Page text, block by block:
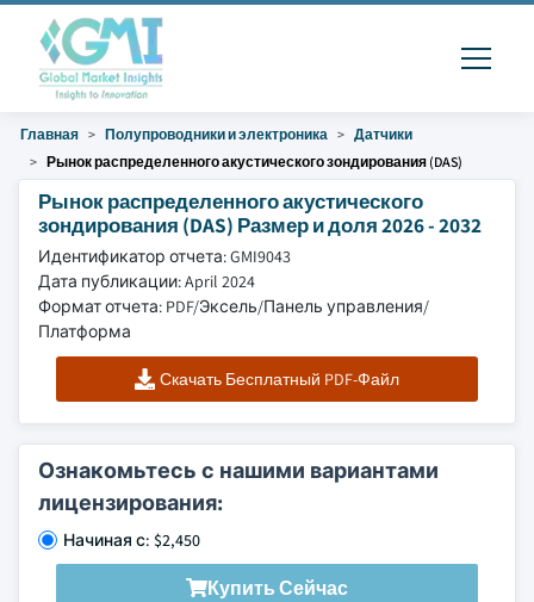
Главная Полупроводники и электроника
Датчики
Рынок распределенного акустического зондирования (DAS)
Рынок распределенного акустического
зондирования (DAS) Размер и доля 2026 - 2032
Идентификатор отчета: GMI9043
Дата публикации: April 2024
Формат отчета: PDF/Эксель/Панель управления/
Платформа
Скачать Бесплатный PDF-Файл
Ознакомьтесь с нашими вариантами
лицензирования:
Начиная с: $2,450
Купить Сейчас